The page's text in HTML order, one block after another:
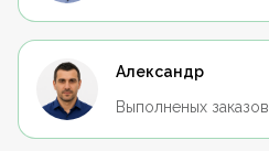
Александр
Выполненых заказов